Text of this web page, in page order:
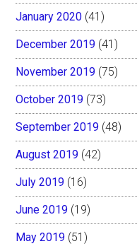
January 2020 (41)
December 2019 (41)
November 2019 (75)
October 2019 (73)
September 2019 (48)
August 2019 (42)
July 2019 (16)
June 2019 (19)
May 2019 (51)